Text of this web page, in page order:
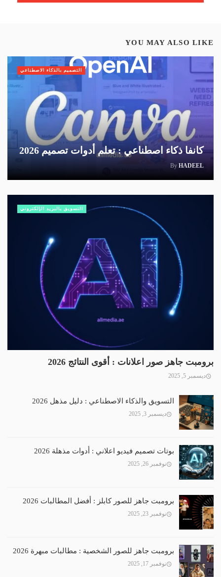
YOU MAY ALSO LIKE
كانفا ذكاء اصطناعي : تعلم أدوات تصميم 2026
By HADEEL
التصميم بالذكاء الاصطناعي
برومبت جاهز صور اعلانات : أقوى النتائج 2026
ديسمبر 5, 2025
التسويق بالبريد الإلكتروني
التسويق والذكاء الاصطناعي : دليل مذهل 2026
ديسمبر 3, 2025
بوتات تصميم فيديو اعلاني : أدوات مذهلة 2026
نوفمبر 26, 2025
برومبت جاهز للصور كابلز : أفضل المطالبات 2026
نوفمبر 23, 2025
برومبت جاهز للصور الشخصية : مطالبات مبهرة 2026
نوفمبر 17, 2025